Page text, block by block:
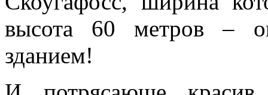
высота 60 метров –
зданием!